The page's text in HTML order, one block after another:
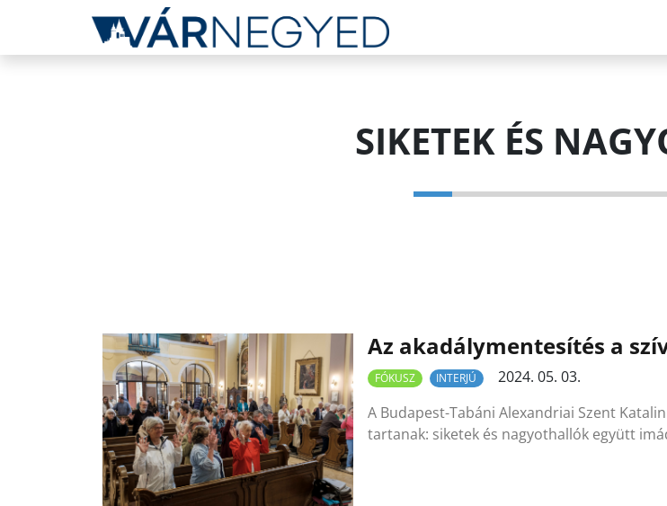
SIKETEK ÉS
Az akadálymentesítés a
FÓKUSZ INTERJÚ
2024. 05. 03.
A Budapest-Tabáni Alexandriai Szent
tartanak: siketek és nagyothallók együtt